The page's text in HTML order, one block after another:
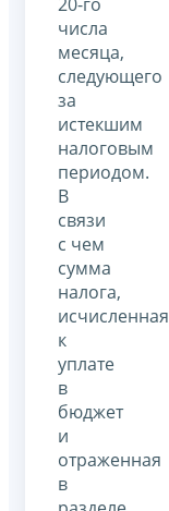
числа
месяца,
следующего
за
истекшим
налоговым
периодом.
В
связи
с чем
сумма
налога,
исчисленная
к
уплате
в
бюджет
и
отраженная
в